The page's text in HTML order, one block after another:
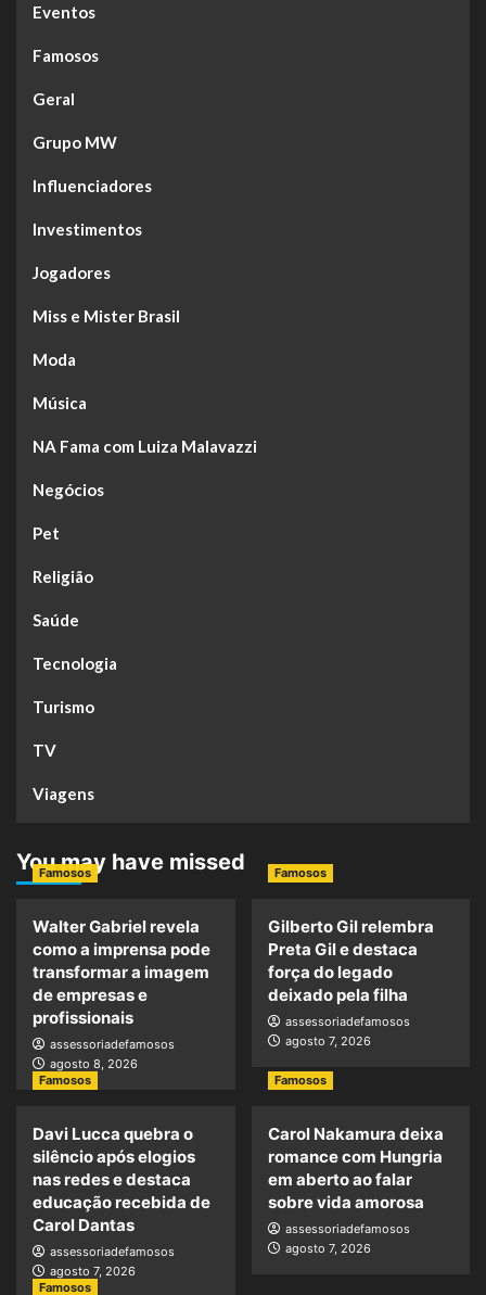
Eventos
Famosos
Geral
Grupo MW
Influenciadores
Investimentos
Jogadores
Miss e Mister Brasil
Moda
Música
NA Fama com Luiza Malavazzi
Negócios
Pet
Religião
Saúde
Tecnologia
Turismo
TV
Viagens
You may have missed
Famosos
Walter Gabriel revela
como a imprensa pode
transformar a imagem
de empresas e
profissionais
assessoriadefamosos
agosto 8, 2026
Famosos
Gilberto Gil relembra
Preta Gil e destaca
força do legado
deixado pela filha
assessoriadefamosos
agosto 7, 2026
Famosos
Davi Lucca quebra o
silêncio após elogios
nas redes e destaca
educação recebida de
Carol Dantas
assessoriadefamosos
agosto 7, 2026
Famosos
Carol Nakamura deixa
romance com Hungria
em aberto ao falar
sobre vida amorosa
assessoriadefamosos
agosto 7, 2026
Famosos